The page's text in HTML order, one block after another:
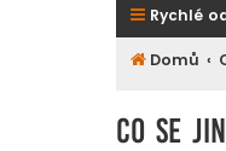
Rychlé
Domů
Co se